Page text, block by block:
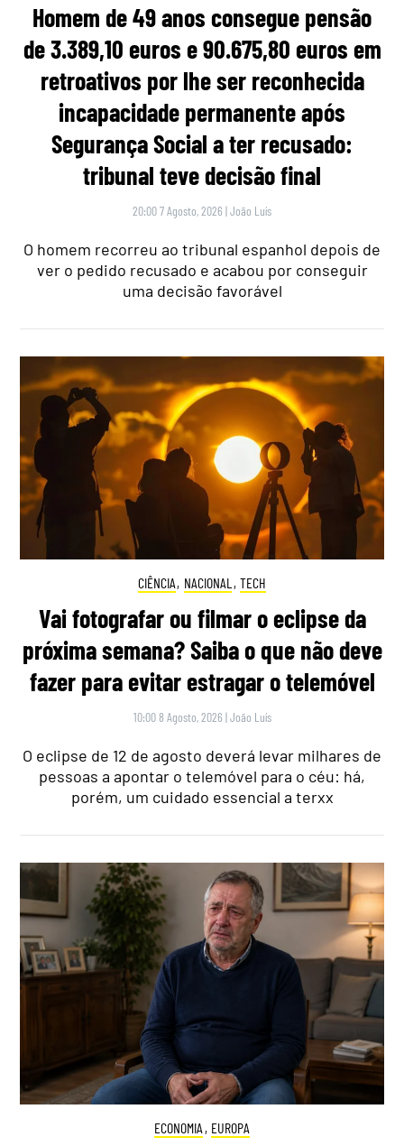
Homem de 49 anos consegue pensão
de 3.389,10 euros e 90.675,80 euros em
retroativos por lhe ser reconhecida
incapacidade permanente após
Segurança Social a ter recusado:
tribunal teve decisão final
20:00 7 Agosto, 2026 |João Luís
O homem recorreu ao tribunal espanhol depois de
ver o pedido recusado e acabou por conseguir
uma decisão favorável
CIÊNCIA, NACIONAL , TECH
Vai fotografar ou filmar o eclipse da
próxima semana? Saiba o que não deve
fazer para evitar estragar o telemóvel
10:00 8 Agosto, 2026 |João Luís
O eclipse de 12 de agosto deverá levar milhares de
pessoas a apontar o telemóvel para o céu: há,
porém, um cuidado essencial a terxx
ECONOMIA , EUROPA